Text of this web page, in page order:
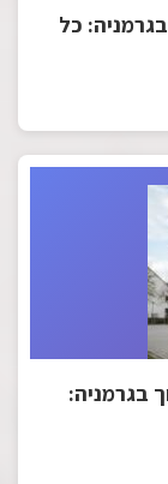
כל
בגרמניה: